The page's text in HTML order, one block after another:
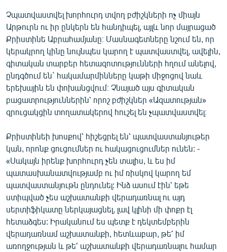
ԲԱՆԱՎԵՃ
ՁԳՏԵԼՈՎ ԼԱՎԱԳՈՒՅՆԻՆ
ՓՈԴՔԱՍԹ
Հայերեն
English
Русский
ՀԵՏԵՎԵՔ ՄԵԶ
«Ազատության» բոլոր կայքերը
Չպատվաստվել խորհուրդ տվող բժիշկների ոչ միայն
Արթուրն ու իր ընկերն են հանդիպել, այլև նոր մայրացած
Քրիստինե Աբրահամյանը։ Մասնագետները նշում են, որ
կերակրող կինը նույնպես կարող է պատվաստվել, ավելին,
գիտական տարբեր հետազոտությունների հղում անելով,
ընդգծում են` հակամարմինները կաթի միջոցով նաև
երեխային են փոխանցվում։ Չնայած այս գիտական
բացատրություններին՝ որոշ բժիշկներ «Ազատության»
զրուցակցին տողատակերով հուշել են չպատվաստվել։
Քրիստինեի խոսքով՝ հիշեցրել են՝ պատվաստանյութեր
կան, որոնք ցուցումներ ու հակացուցումներ ունեն: -
«Սակայն իրենք խորհուրդ չեն տալիս, և ես իմ
պատասխանատվությամբ ու իմ ռիսկով կարող եմ
պատվաստանյութն ընդունել: Ինձ ասում էին՝ եթե
ստիպված չես աշխատանքի վերադառնալ ու այդ
սերտիֆիկատը ներկայացնել, լավ կլինի մի փոքր էլ
հետաձգես: Իրականում ես պետք է դեկտեմբերին
վերադառնամ աշխատանքի, հետևաբար, թե՛ իմ
առողջության և թե՛ աշխատանքի վերադառնալու համար